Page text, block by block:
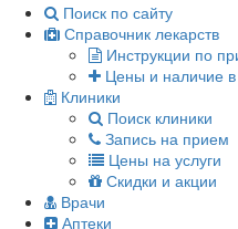
Поиск по сайту
Справочник лекарств
Инструкции по
Цены и наличие в
Клиники
Поиск клиники
Запись на прием
Цены на услуги
Скидки и акции
Врачи
Аптеки